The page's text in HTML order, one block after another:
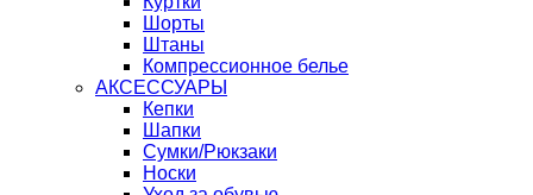
Шорты
Штаны
Компрессионное белье
АКСЕССУАРЫ
Кепки
Шапки
Сумки/Рюкзаки
Носки